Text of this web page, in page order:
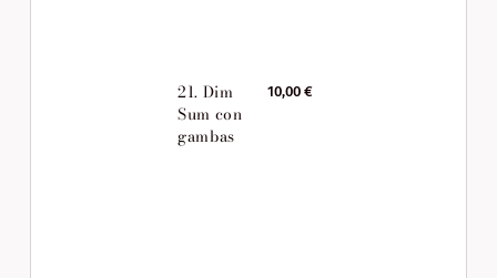
21. Dim
Sum con
gambas
10,00 €